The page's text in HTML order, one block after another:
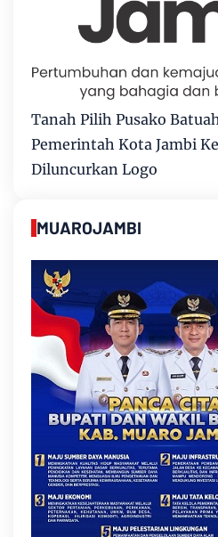
Tanah Pilih Pusako
Pemerintah Kota Jambi
Diluncurkan Logo
MUAROJAMBI